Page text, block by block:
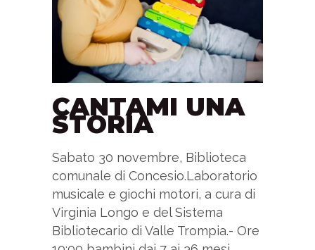
CANTAMI UNA
STORIA
Sabato 30 novembre, Biblioteca
comunale di Concesio.Laboratorio
musicale e giochi motori, a cura di
Virginia Longo e del Sistema
Bibliotecario di Valle Trompia.- Ore